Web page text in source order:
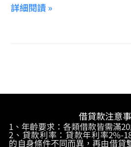
詳細閱讀 »
借貸款注意
1、年齡要求：各類借款皆需滿
2、貸款利率：貸款年利率2%-
的自身條件不同而異，再由借貸